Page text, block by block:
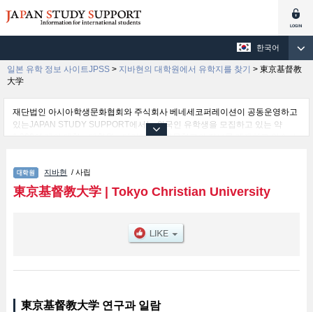
한국어
일본 유학 정보 사이트JPSS > 지바현의 대학원에서 유학지를 찾기 > 東京基督教
大学
재단법인 아시아학생문화협회와 주식회사 베네세코퍼레이션이 공동운영하고
있는JAPAN STUDY SUPPORT에서는 외국인 유학생을 모집하고 있는 약
1,300여 개의 대학・대학원・단기대학・전문학교의 정보를 게재하고 있습니
School of Theology 등의 연구과별 정보, 모집정원과 합격자수 등의 입시정보,
시설안내, 교통정보 등 외국인 유학생에게 유익하고 필요한 정보를 게재하고
있으므로 많이 이용해 주시기 바랍니다.
지바현 / 사립
東京基督教大学| Tokyo Christian University
東京基督教大学 연구과 일람